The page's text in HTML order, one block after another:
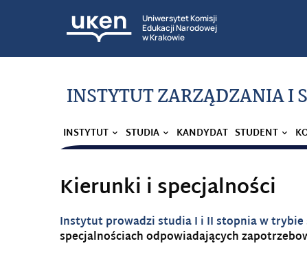
Uniwersytet Komisji
Edukacji Narodowej
w Krakowie
INSTYTUT ZARZĄDZANIA I
INSTYTUT STUDIA KANDYDAT STUDENT
Kierunki i specjalności
Instytut prowadzi studia I i II stopnia w
specjalnościach odpowiadających